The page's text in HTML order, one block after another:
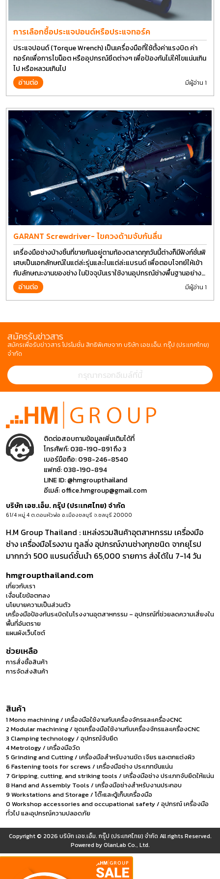
การเลือกซื้อประแจปอนด์หรือประแจทอร์ค
ประแจปอนด์ (Torque Wrench) เป็นเครื่องมือที่ใช้ตั้งค่าแรงบิด ค่า
ทอร์คเพื่อการไขน็อต หรืออุปกรณ์ยึดต่างๆ เพื่อป้องกันไม่ให้ไขแน่นเกิน
ไป หรือหลวมเกินไป
อ่านต่อ
มีผู้อ่าน 1
GARANT Screwdriver- ไขควงด้ามจับกันลื่น
เครื่องมือช่างบ้างชิ้นที่ขายกันอยุู่ตามท้องตลาดทุกวันนี้ต่างก็มีฟังก์ชั่นพิ
เศษเป็นเอกลักษณ์ในแต่ล่ะรุ่นและในแต่ล่ะแบรนด์ เพื่อตอบโจทย์ให้เข้า
กับลักษณะงานของช่าง ในปัจจุบันเราใช้งานอุปกรณ์ช่างพื้นฐานอย่าง
ไขควงกันในงานหลายประเภททำให้มีการปรับเปลี่ยนรูปแบบ
อ่านต่อ มีผู้อ่าน 1
สมัครรับข่าวสาร
สมัครเพื่อรับข่าวสาร โปรโมชั่น สิทธิพิเศษจาก บริษัท เอช.เอ็ม. กรุ๊ป (ประเทศไทย)
จำกัด
ติดต่อสอบถามข้อมูลเพิ่มเติมได้ที่
โทรศัพท์:038-190-891 ถึง 3
เบอร์มือถือ:098-246-8540
แฟกซ์:038-190-894
LINE ID:@hmgroupthailand
อีเมล์:office.hmgroup@gmail.com
บริษัท เอช.เอ็ม. กรุ๊ป (ประเทศไทย) จำกัด
61/4 หมู่ 4 ต.ดอนหัวฬ่อ อ.เมืองชลบุรี จ.ชลบุรี 20000
H.M Group Thailand : แหล่งรวมสินค้าอุตสาหกรรม เครื่องมือ
ช่าง เครื่องมือโรงงาน ทูลลิ่ง อุปกรณ์งานช่างทุกชนิด จากยุโรป
มากกว่า 500 แบรนด์ชั้นนำ 65,000 รายการ ส่งได้ใน 7-14 วัน
hmgroupthailand.com
เกี่ยวกับเรา
เงื่อนไขข้อตกลง
นโยบายความเป็นส่วนตัว
เครื่องมือป้องกันระเบิดในโรงงานอุตสาหกรรม – อุปกรณ์ที่ช่วยลดความเสี่ยงใน
พื้นที่อันตราย
แผนผังเว็บไซต์
ช่วยเหลือ
การสั่งซื้อสินค้า
การจัดส่งสินค้า
สินค้า
1 Mono machining / เครื่องมือใช้งานกับเครื่องจักรและเครื่องCNC
2 Modular machining / ชุดเครื่องมือใช้งานกับเครื่องจักรและเครื่องCNC
3 Clamping technology / อุปกรณ์จับยึด
4 Metrology / เครื่องมือวัด
5 Grinding and Cutting / เครื่องมือสำหรับงานขัด เจียร และตกแต่งผิว
6 Fastening tools for screws / เครื่องมือช่าง ประเภทขันแน่น
7 Gripping, cutting, and striking tools / เครื่องมือช่าง ประเภทจับยึดให้แน่น
8 Hand and Assembly Tools / เครื่องมือช่างสำหรับงานประกอบ
9 Workstations and Storage / โต๊ะและตู้เก็บเครื่องมือ
0 Workshop accessories and occupational safety / อุปกรณ์ เครื่องมือ
ทั่วไป และอุปกรณ์ความปลอดภัย
Copyright © 2026 บริษัท เอช.เอ็ม. กรุ๊ป (ประเทศไทย) จำกัด All rights Reserved.
Powered byOlanLab Co., Ltd.